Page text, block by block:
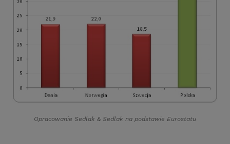
Opracowanie Sedlak & Sedlak na podstawie Eurostatu